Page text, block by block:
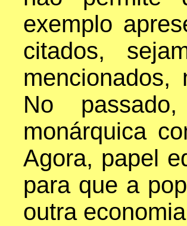
exemplo
citados,
mencionados,
No
monárquica
Agora, papel
para que a
outra